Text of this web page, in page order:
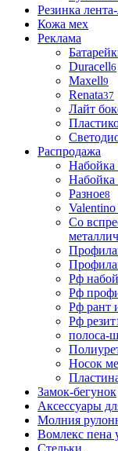
Резинка
Кожа мех
Реклама
Duracell6
Maxell9
Renata37
Лайт
Распродажа
Набойка
Разное8
Со
Рф
Рф
Рф рант
Рф резит
полоса-
Носок
Замок-бегунок
Аксессуары
Молния
Вомлекс пена
Стельки